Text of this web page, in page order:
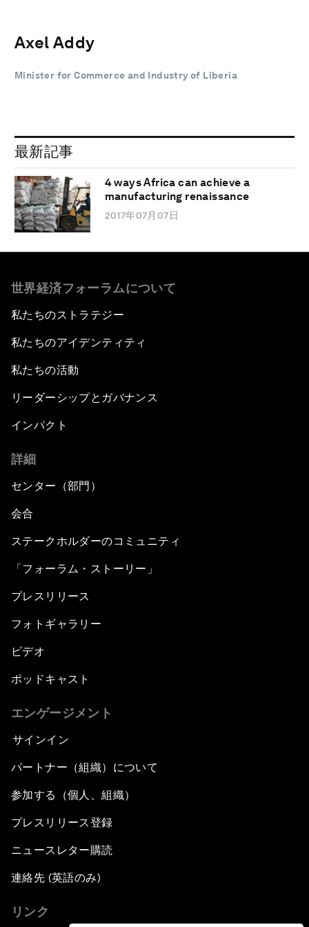
Axel Addy
Minister for Commerce and Industry of Liberia
最新記事
4 ways Africa can achieve a
manufacturing renaissance
2017年07月07日
世界経済フォーラムについて
私たちのストラテジー
私たちのアイデンティティ
私たちの活動
リーダーシップとガバナンス
インパクト
詳細
センター（部門）
会合
ステークホルダーのコミュニティ
「フォーラム・ストーリー」
プレスリリース
フォトギャラリー
ビデオ
ポッドキャスト
エンゲージメント
サインイン
パートナー（組織）について
参加する（個人、組織）
プレスリリース登録
ニュースレター購読
連絡先 (英語のみ)
リンク